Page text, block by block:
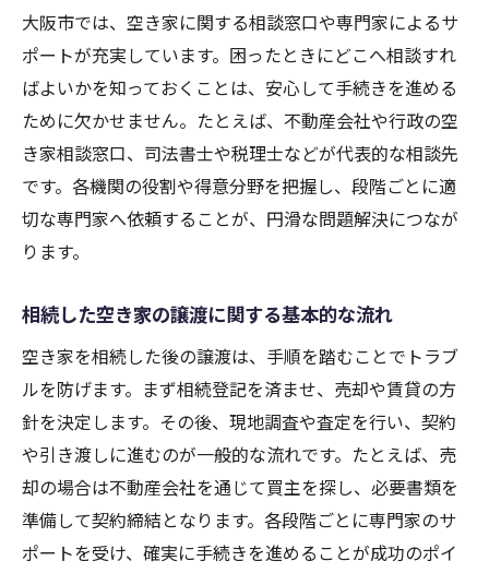
相続した空き家で使える大阪市の補助金制
度
空き家売却時の補助金申請手続きと注意点
相続空き家の修繕や解体に補助金を活かす
方法
補助金活用で空き家相続の負担を減らすポ
イント
に活用
空き家相続を機に知る3000万円特別控除の基礎
相続空き家で受けられる3000万円特別控除
とは何か
3000万円控除の適用条件と大阪市での注意
点
相続空き家の売却で控除を最大限活用する
大阪市では、空き家に関する相談窓口や専門家によるサ
ポートが充実しています。困ったときにどこへ相談すれ
ばよいかを知っておくことは、安心して手続きを進める
ために欠かせません。たとえば、不動産会社や行政の空
き家相談窓口、司法書士や税理士などが代表的な相談先
です。各機関の役割や得意分野を把握し、段階ごとに適
切な専門家へ依頼することが、円滑な問題解決につなが
ります。
相続した空き家の譲渡に関する基本的な流れ
空き家を相続した後の譲渡は、手順を踏むことでトラブ
ルを防げます。まず相続登記を済ませ、売却や賃貸の方
針を決定します。その後、現地調査や査定を行い、契約
や引き渡しに進むのが一般的な流れです。たとえば、売
却の場合は不動産会社を通じて買主を探し、必要書類を
準備して契約締結となります。各段階ごとに専門家のサ
ポートを受け、確実に手続きを進めることが成功のポイ